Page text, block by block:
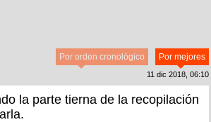
Por mejores
Por orden cronológico
11 dic 2018, 06:10
la parte tierna de la recopilación